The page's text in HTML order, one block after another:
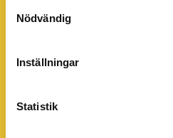
Nödvändig
Inställningar
Statistik